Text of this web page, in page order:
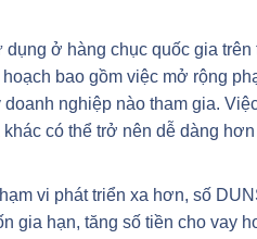
ở hàng chục quốc gia
bao gồm việc mở rộng
nghiệp nào tham gia.
có thể trở nên dễ dàng
vi phát triển xa hơn, số
gia hạn, tăng số tiền cho vay